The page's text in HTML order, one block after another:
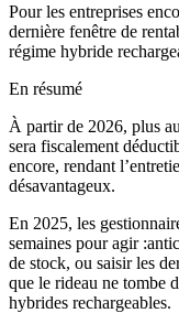
Pour les entreprises
dernière fenêtre de
régime hybride
En résumé
À partir de 2026, plus
sera fiscalement
encore, rendant
désavantageux.
En 2025, les
semaines pour agir
de stock, ou saisir les
que le rideau ne tombe
hybrides rechargeables.